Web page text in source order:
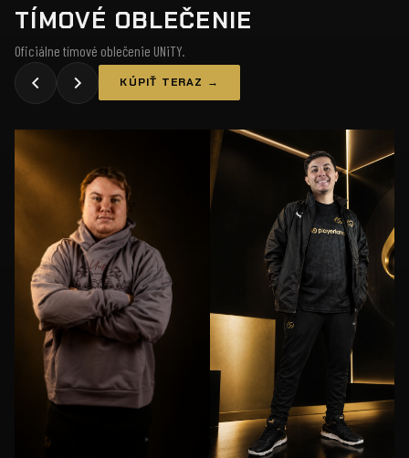
TÍMOVÉ OBLEČENIE
Oficiálne tímové oblečenie UNiTY.
KÚPIŤ TERAZ →